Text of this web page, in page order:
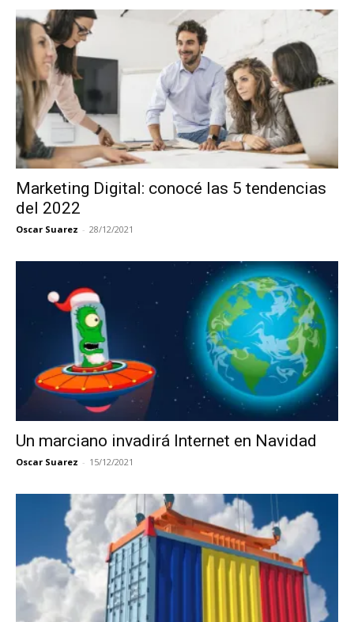
Marketing Digital: conocé las 5 tendencias
del 2022
Oscar Suarez - 28/12/2021
Un marciano invadirá Internet en Navidad
Oscar Suarez - 15/12/2021